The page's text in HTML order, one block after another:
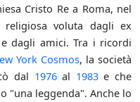
Cristo Re a Roma, nel
voluta dagli ex
dagli amici. Tra i ricordi
York Cosmos, la società
dal 1976al 1983e che
"una leggenda". Anche lo